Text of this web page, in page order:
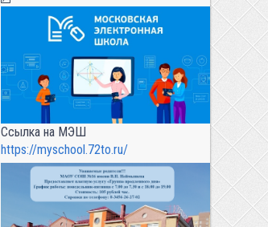
Ссылка на МЭШ
https://myschool.72to.ru/